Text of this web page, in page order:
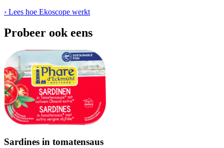
› Lees hoe Ekoscope werkt
Probeer ook eens
Sardines in tomatensaus